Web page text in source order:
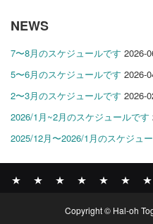
NEWS
7〜8月のスケジュールです 2026-
5〜6月のスケジュールです 2026-
2〜3月のスケジュールです 2026-
2026/1月~2月のスケジュールです
2025/12月〜2026/1月のスケジュ
RECORDS
PROFILE
Copyright © Hal-oh